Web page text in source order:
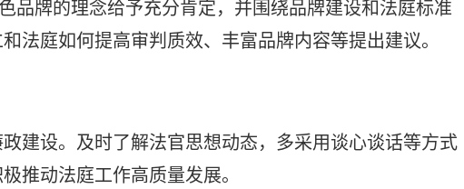
品牌的理念给予充分肯定，并围绕品牌建设和法庭标准
法庭如何提高审判质效、丰富品牌内容等提出建议。
建设。及时了解法官思想动态，多采用谈心谈话等方式
推动法庭工作高质量发展。